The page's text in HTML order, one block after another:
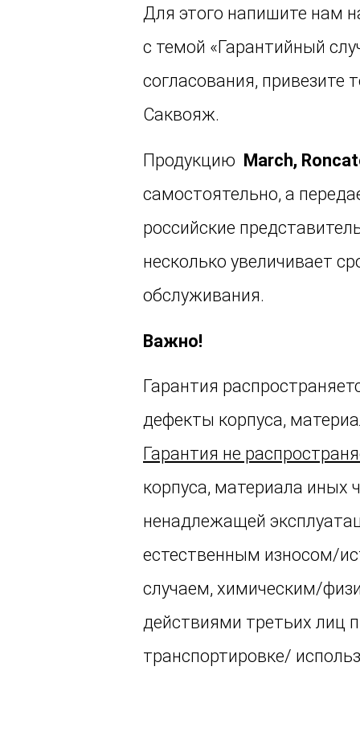
Для этого напишите нам
с темой «Гарантийный
согласования, привезите
Саквояж.
Продукцию March,
самостоятельно, а
российские
несколько увеличивает
обслуживания.
Важно!
Гарантия
дефекты корпуса,
Гарантия не
корпуса, материала иных
ненадлежащей
естественным износом/
случаем, химическим/
действиями третьих лиц
транспортировке/